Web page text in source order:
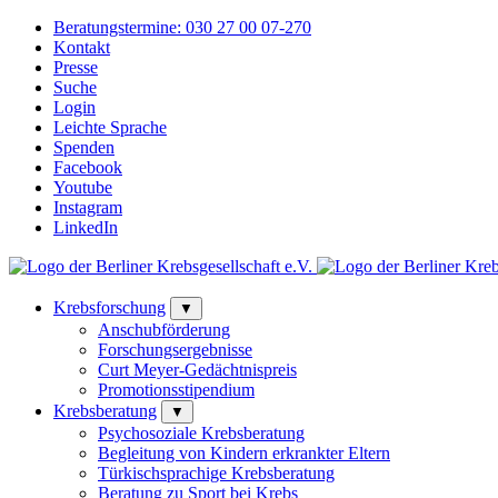
Beratungstermine: 030 27 00 07-270
Kontakt
Presse
Suche
Login
Leichte Sprache
Spenden
Facebook
Youtube
Instagram
LinkedIn
Krebsforschung ▼
Anschubförderung
Forschungsergebnisse
Curt Meyer-Gedächtnispreis
Promotionsstipendium
Krebsberatung
▼
Psychosoziale Krebsberatung
Begleitung von Kindern erkrankter Eltern
Türkischsprachige Krebsberatung
Beratung zu Sport bei Krebs